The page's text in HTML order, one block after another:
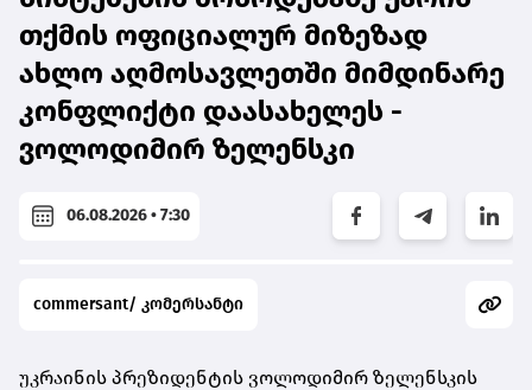
თქმის ოფიციალურ მიზეზად
ახლო აღმოსავლეთში მიმდინარე
კონფლიქტი დაასახელეს -
ვოლოდიმირ ზელენსკი
06.08.2026 • 7:30
commersant/ კომერსანტი
უკრაინის პრეზიდენტის ვოლოდიმირ ზელენსკის